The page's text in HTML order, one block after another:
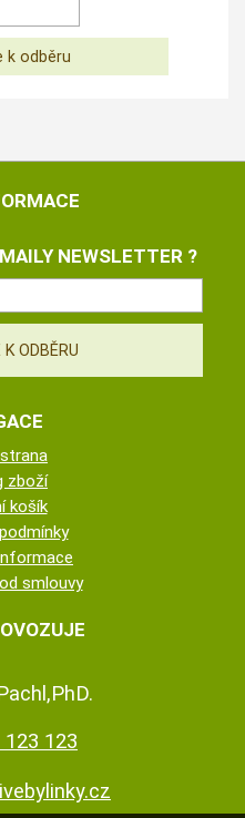
NEWSLETTER ?
zboží
košík
smlouvy
123